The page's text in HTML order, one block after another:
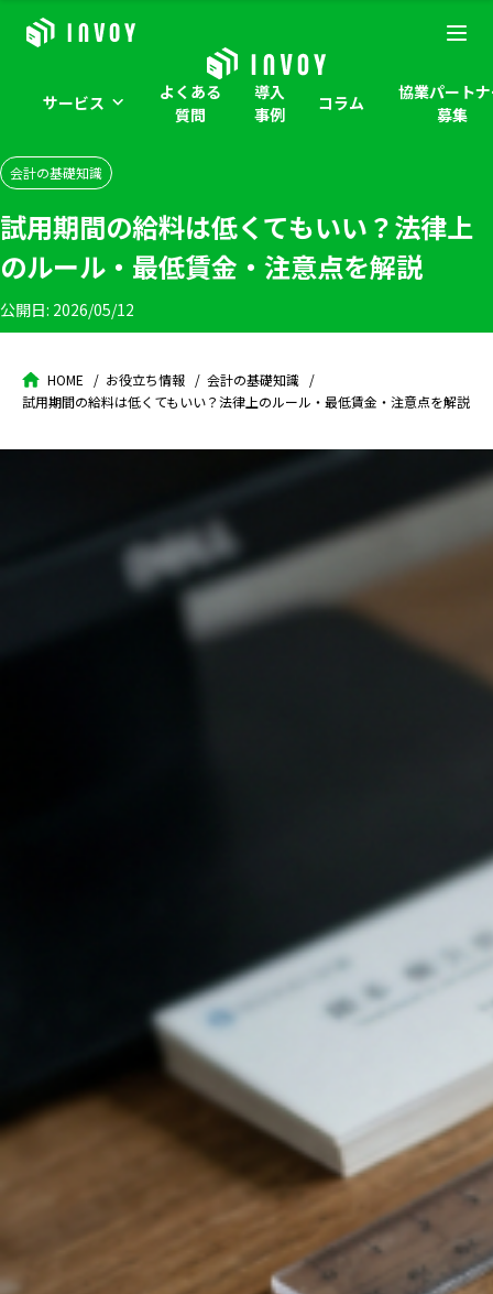
サービス
よくある
質問
導入
事例
コラム
協業パート
募集
会計の基礎知識
試用期間の給料は低くてもいい？法律上
のルール・最低賃金・注意点を解説
公開日: 2026/05/12
HOME お役立ち情報
会計の基礎知識
試用期間の給料は低くてもいい？法律上のルール・最低賃金・注意点を解説